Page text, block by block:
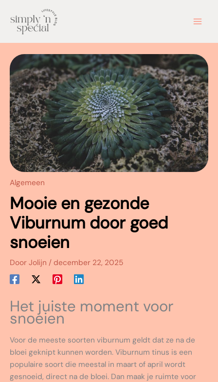
naar
inhoud
Algemeen
Mooie en gezonde
Viburnum door goed
snoeien
Door Jolijn / december 22, 2025
Het juiste moment voor
snoeien
Voor de meeste soorten viburnum geldt dat ze na de
bloei geknipt kunnen worden. Viburnum tinus is een
populaire soort die meestal in maart of april wordt
gesnoeid, direct na de bloei. Dan maak je ruimte voor